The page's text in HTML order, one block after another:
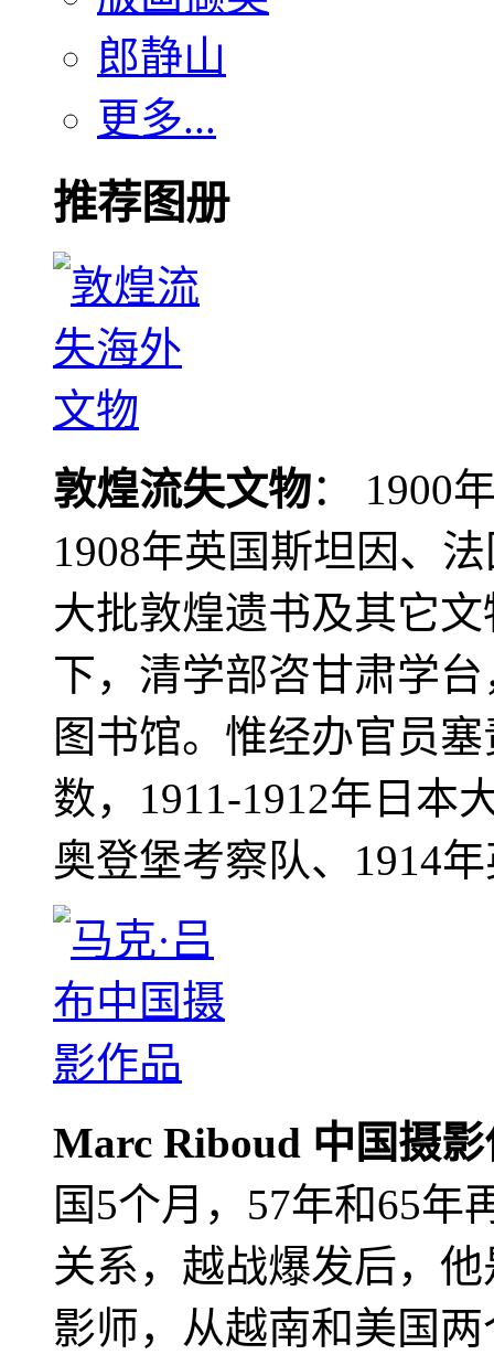
郎静山
更多...
推荐图册
敦煌流失文物： 1900
1908年英国斯坦因、
大批敦煌遗书及其它
下，清学部咨甘肃学
图书馆。惟经办官员
数，1911-1912年日本
奥登堡考察队、1914
Marc Riboud 中国摄
国5个月，57年和65年
关系，越战爆发后，
影师，从越南和美国